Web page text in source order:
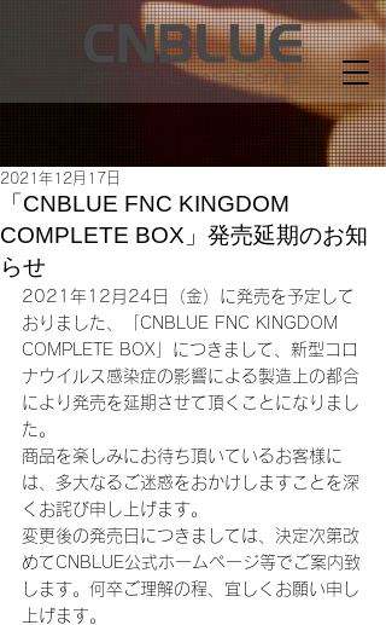
「CNBLUE FNC KINGDOM
COMPLETE BOX」発売延期のお知
らせ
2021年12月17日
2021年12月24日（金）に発売を予定して
おりました、「CNBLUE FNC KINGDOM
COMPLETE BOX」につきまして、新型コロ
ナウイルス感染症の影響による製造上の都合
により発売を延期させて頂くことになりまし
た。
商品を楽しみにお待ち頂いているお客様に
は、多大なるご迷惑をおかけしますことを深
くお詫び申し上げます。
変更後の発売日につきましては、決定次第改
めてCNBLUE公式ホームページ等でご案内致
します。何卒ご理解の程、宜しくお願い申し
上げます。